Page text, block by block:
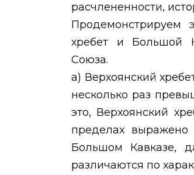
расчлененности,
Продемонстрируем
хребет и Большой
Союза.
а) Верхоянский
несколько раз
это, Верхоянский
пределах выражено
Большом Кавказе,
различаются по